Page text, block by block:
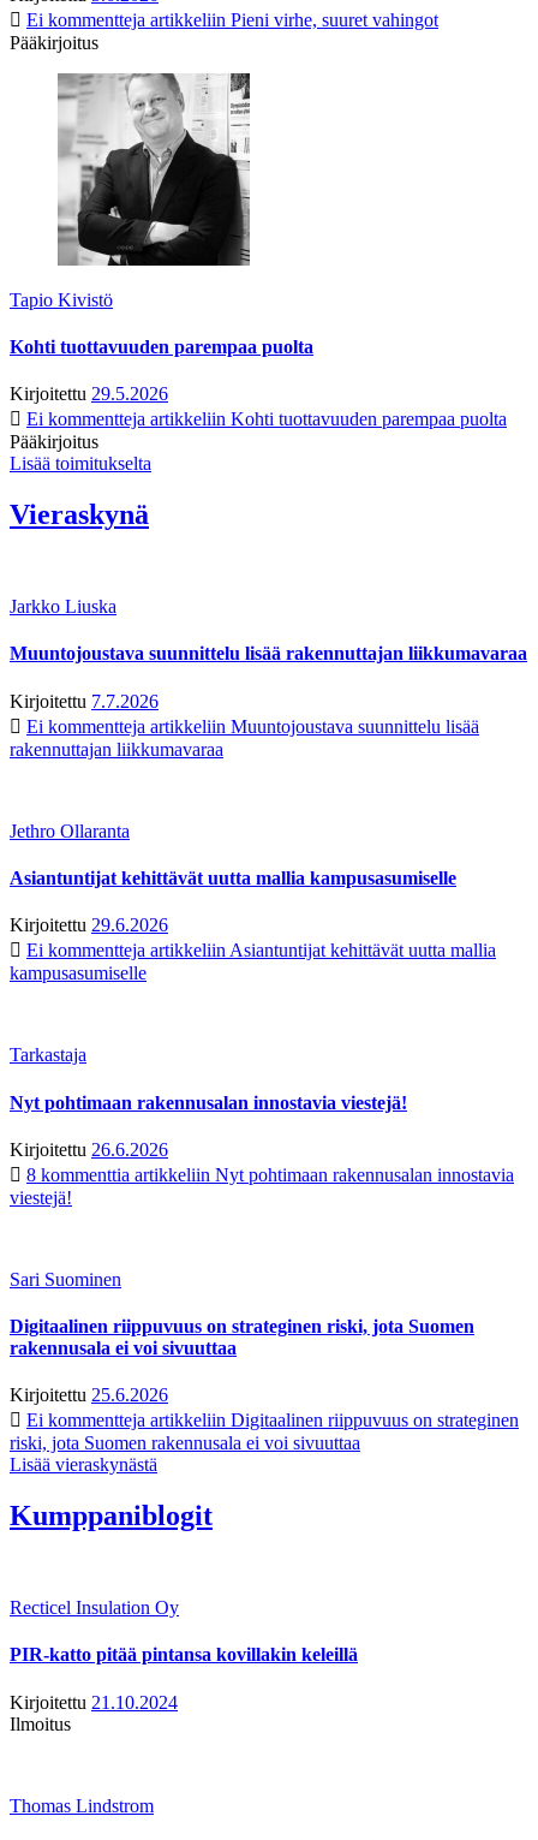
Ei kommentteja artikkeliin Pieni virhe, suuret vahingot
Pääkirjoitus
Tapio Kivistö
Kohti tuottavuuden parempaa puolta
Kirjoitettu 29.5.2026
Ei kommentteja artikkeliin Kohti tuottavuuden parempaa puolta
Pääkirjoitus
Lisää toimitukselta
Vieraskynä
Jarkko Liuska
Muuntojoustava suunnittelu lisää rakennuttajan liikkumavaraa
Kirjoitettu 7.7.2026
Ei kommentteja artikkeliin Muuntojoustava suunnittelu lisää
rakennuttajan liikkumavaraa
Jethro Ollaranta
Asiantuntijat kehittävät uutta mallia kampusasumiselle
Kirjoitettu 29.6.2026
Ei kommentteja artikkeliin Asiantuntijat kehittävät uutta mallia
kampusasumiselle
Tarkastaja
Nyt pohtimaan rakennusalan innostavia viestejä!
Kirjoitettu 26.6.2026
8 kommenttia artikkeliin Nyt pohtimaan rakennusalan innostavia
viestejä!
Sari Suominen
Digitaalinen riippuvuus on strateginen riski, jota Suomen
rakennusala ei voi sivuuttaa
Kirjoitettu 25.6.2026
Ei kommentteja artikkeliin Digitaalinen riippuvuus on strateginen
riski, jota Suomen rakennusala ei voi sivuuttaa
Lisää vieraskynästä
Kumppaniblogit
Recticel Insulation Oy
PIR-katto pitää pintansa kovillakin keleillä
Kirjoitettu 21.10.2024
Ilmoitus
Thomas Lindstrom